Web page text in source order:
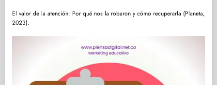
El valor de la atención: Por qué nos la robaron y cómo recuperarla (Planeta,
2023).